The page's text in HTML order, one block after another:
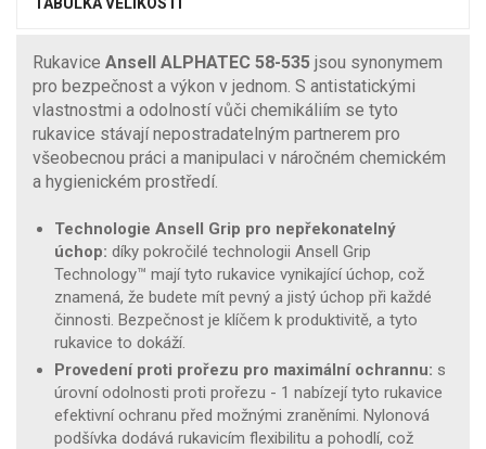
Rukavice Ansell ALPHATEC 58-535 jsou synonymem
pro bezpečnost a výkon v jednom. S antistatickými
vlastnostmi a odolností vůči chemikáliím se tyto
rukavice stávají nepostradatelným partnerem pro
všeobecnou práci a manipulaci v náročném chemickém
a hygienickém prostředí.
Technologie Ansell Grip pro nepřekonatelný
úchop: díky pokročilé technologii Ansell Grip
Technology™ mají tyto rukavice vynikající úchop, což
znamená, že budete mít pevný a jistý úchop při každé
činnosti. Bezpečnost je klíčem k produktivitě, a tyto
rukavice to dokáží.
Provedení proti prořezu pro maximální ochrannu: s
úrovní odolnosti proti prořezu - 1 nabízejí tyto rukavice
efektivní ochranu před možnými zraněními. Nylonová
podšívka dodává rukavicím flexibilitu a pohodlí, což